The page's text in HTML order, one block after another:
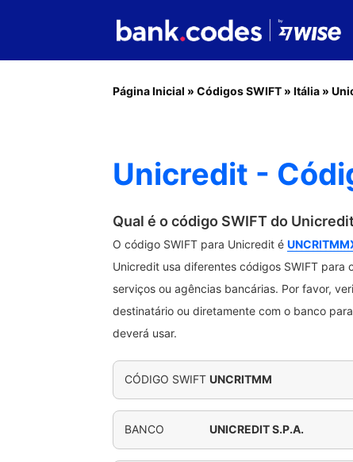
Página Inicial » Códigos SWIFT » Itália »
Unicredit -
Qual é o código SWIFT do
O código SWIFT para Unicredit é
Unicredit usa diferentes códigos SWIFT para
serviços ou agências bancárias. Por favor,
destinatário ou diretamente com o banco
deverá usar.
CÓDIGO SWIFT UNCRITMM
BANCO UNICREDIT S.P.A.